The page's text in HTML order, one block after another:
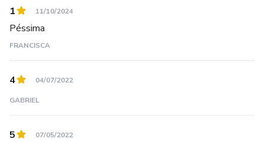
1 11/10/2024
Péssima
FRANCISCA
4 04/07/2022
GABRIEL
5 07/05/2022